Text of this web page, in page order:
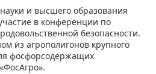
и высшего образования
в конференции по
безопасности.
из агрополигонов крупного
фосфорсодержащих